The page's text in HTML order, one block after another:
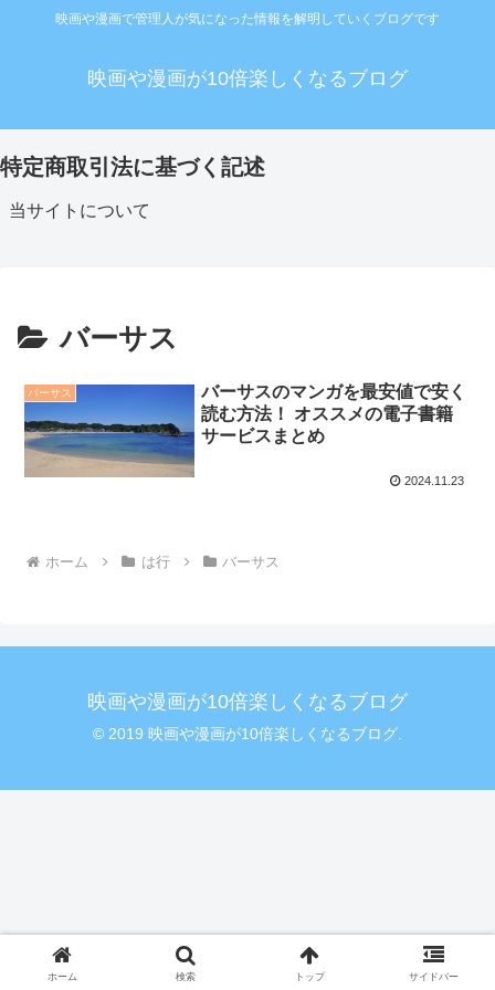
映画や漫画で管理人が気になった情報を解明していくブログです
映画や漫画が10倍楽しくなるブログ
特定商取引法に基づく記述
当サイトについて
バーサス
バーサス
バーサスのマンガを最安値で安く
読む方法！ オススメの電子書籍
サービスまとめ
2024.11.23
ホーム は行 バーサス
映画や漫画が10倍楽しくなるブログ
© 2019 映画や漫画が10倍楽しくなるブログ.
ホーム 検索 トップ サイドバー